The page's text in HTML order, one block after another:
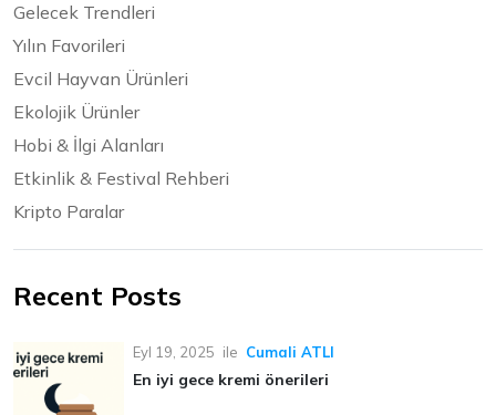
Gelecek Trendleri
Yılın Favorileri
Evcil Hayvan Ürünleri
Ekolojik Ürünler
Hobi & İlgi Alanları
Etkinlik & Festival Rehberi
Kripto Paralar
Recent Posts
Eyl 19, 2025 ile Cumali ATLI
En iyi gece kremi önerileri